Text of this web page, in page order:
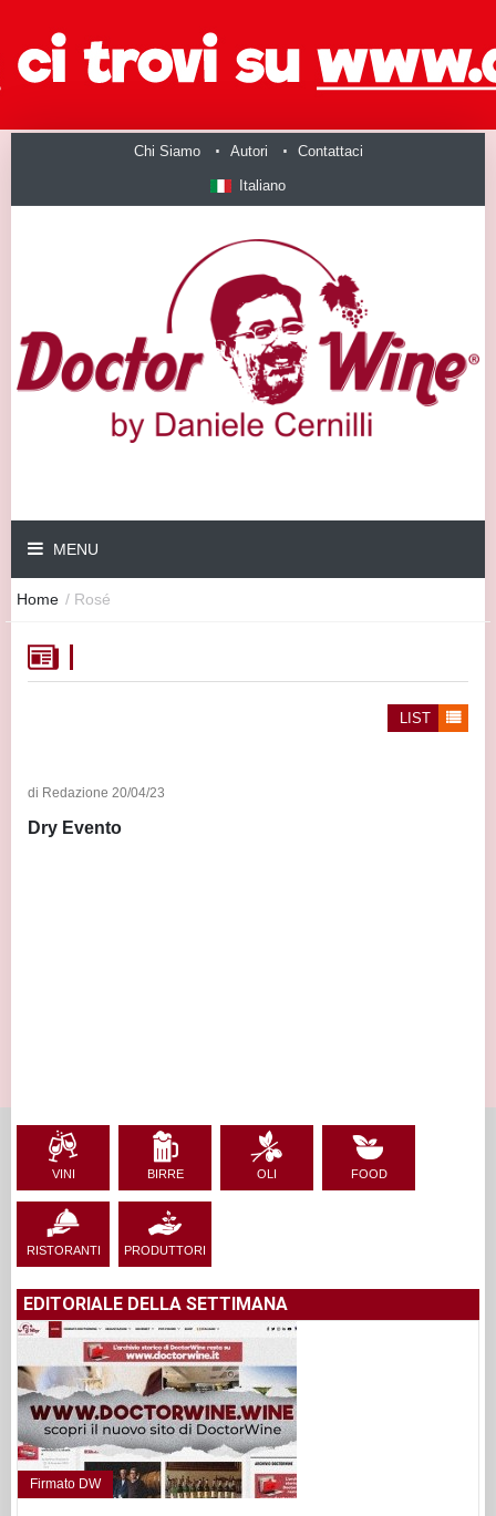
Chi Siamo Autori Contattaci
Italiano
MENU
Home / Rosé
LIST
di Redazione 20/04/23
Dry Evento
VINI BIRRE OLI FOOD
RISTORANTI PRODUTTORI
EDITORIALE DELLA SETTIMANA
Firmato DW